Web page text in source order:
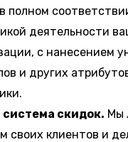
в полном
деятельности
с нанесением
и других
система скидок. Мы
своих клиентов и